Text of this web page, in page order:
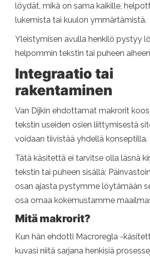
löydät, mikä on sama kaikille,
lukemista tai kuulon ymmärtämistä.
Yleistymisen avulla henkilö pystyy
helpommin tekstin tai puheen
Integraatio tai
rakentaminen
Van Dijkin ehdottamat makrorit
tekstin useiden osien liittymisestä
voidaan tiivistää yhdellä konseptilla.
Tätä käsitettä ei tarvitse olla läsnä
tekstin tai puheen sisällä;
osan ajasta pystymme löytämään
osa omaa kokemustamme
Mitä makrorit?
Kun hän ehdotti Macroregla -
kuvasi niitä sarjana henkisiä